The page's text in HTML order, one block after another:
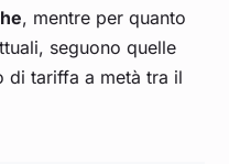
, mentre per quanto
seguono quelle
di tariffa a metà tra il